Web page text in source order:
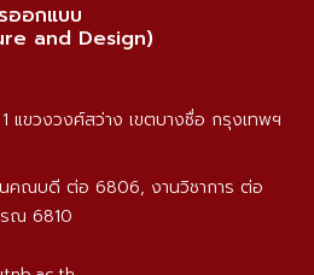
ออกแบบ
and Design)
แขวงวงศ์สว่าง เขตบางซื่อ กรุงเทพฯ
คณบดี ต่อ 6806, งานวิชาการ ต่อ
ณ 6810